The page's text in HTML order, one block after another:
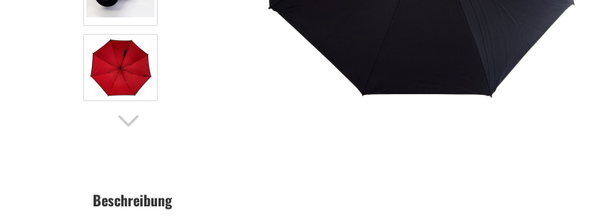
Beschreibung